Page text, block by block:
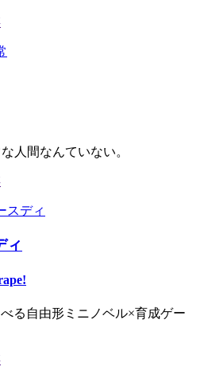
人間なんていない。
ィ
る自由形ミニノベル×育成ゲー